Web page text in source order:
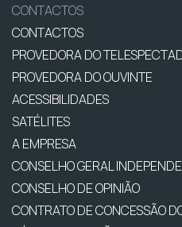
CONTACTOS
CONTACTOS
PROVEDORA DO
PROVEDORA DO OUVINTE
ACESSIBILIDADES
SATÉLITES
A EMPRESA
CONSELHO GERAL
CONSELHO DE OPINIÃO
CONTRATO DE CONCESSÃO